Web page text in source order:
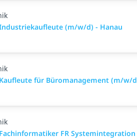
(m/w/d) - Hanau
für Büromanagement (m/w/
FR